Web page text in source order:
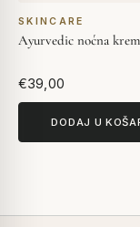
SKINCARE
Ayurvedic noćna
€39,00
DODAJ U